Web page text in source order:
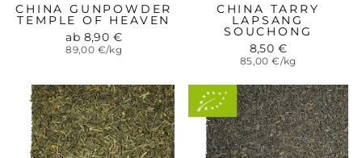
CHINA GUNPOWDER
TEMPLE OF HEAVEN
ab 8,90 €
89,00 €/kg
CHINA TARRY
LAPSANG
SOUCHONG
8,50 €
85,00 €/kg
Aus
kontrolliert-
biologischem
Anbau